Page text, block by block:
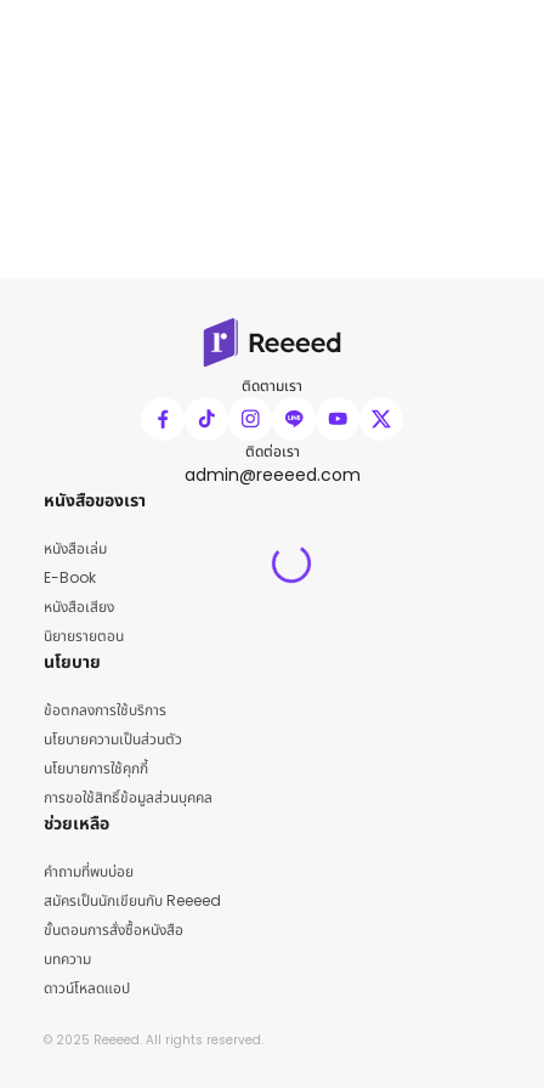
ติดตามเรา
ติดต่อเรา
admin@reeeed.com
หนังสือของเรา
หนังสือเล่ม
E-Book
หนังสือเสียง
นิยายรายตอน
นโยบาย
ข้อตกลงการใช้บริการ
นโยบายความเป็นส่วนตัว
นโยบายการใช้คุกกี้
การขอใช้สิทธิ์ข้อมูลส่วนบุคคล
ช่วยเหลือ
คำถามที่พบบ่อย
สมัครเป็นนักเขียนกับ Reeeed
ขั้นตอนการสั่งซื้อหนังสือ
บทความ
ดาวน์โหลดแอป
© 2025 Reeeed. All rights reserved.